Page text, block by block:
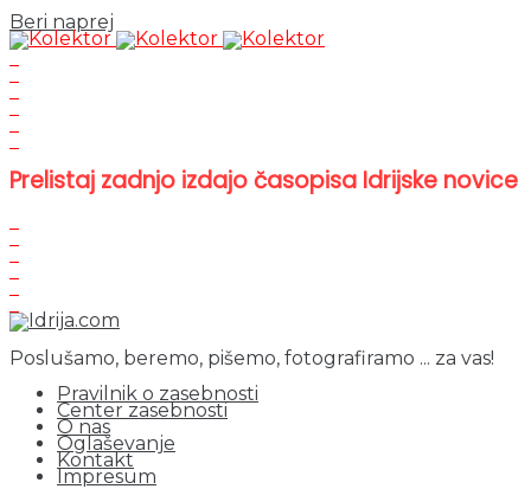
Beri naprej
Prelistaj zadnjo izdajo časopisa Idrijske novice
Poslušamo, beremo, pišemo, fotografiramo ... za vas!
Pravilnik o zasebnosti
Center zasebnosti
O nas
Oglaševanje
Kontakt
Impresum